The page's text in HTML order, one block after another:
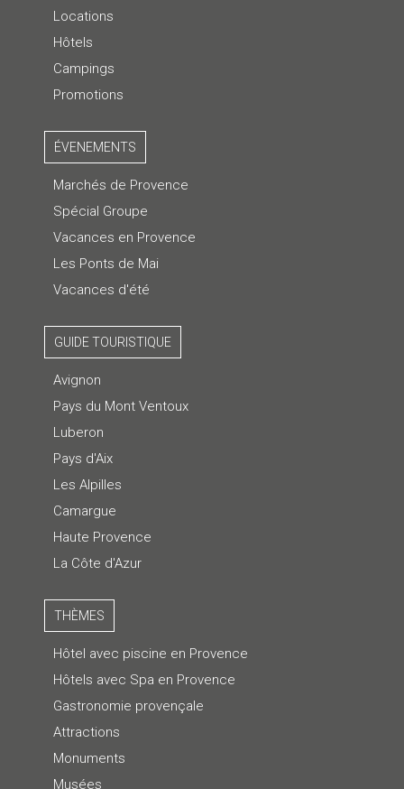
Locations
Hôtels
Campings
Promotions
ÉVENEMENTS
Marchés de Provence
Spécial Groupe
Vacances en Provence
Les Ponts de Mai
Vacances d'été
GUIDE TOURISTIQUE
Avignon
Pays du Mont Ventoux
Luberon
Pays d'Aix
Les Alpilles
Camargue
Haute Provence
La Côte d'Azur
THÈMES
Hôtel avec piscine en Provence
Hôtels avec Spa en Provence
Gastronomie provençale
Attractions
Monuments
Musées